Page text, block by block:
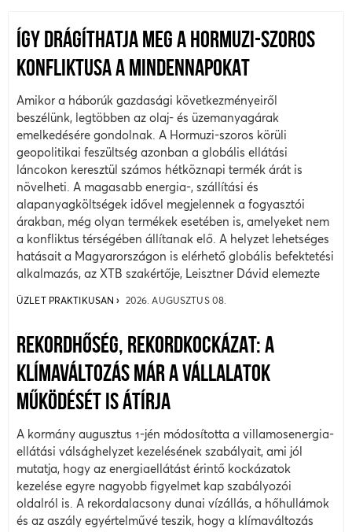
ÍGY DRÁGÍTHATJA MEG A HORMUZI-SZOROS
KONFLIKTUSA A MINDENNAPOKAT
Amikor a háborúk gazdasági következményeiről
beszélünk, legtöbben az olaj- és üzemanyagárak
emelkedésére gondolnak. A Hormuzi-szoros körüli
geopolitikai feszültség azonban a globális ellátási
láncokon keresztül számos hétköznapi termék árát is
növelheti. A magasabb energia-, szállítási és
alapanyagköltségek idővel megjelennek a fogyasztói
árakban, még olyan termékek esetében is, amelyeket nem
a konfliktus térségében állítanak elő. A helyzet lehetséges
hatásait a Magyarországon is elérhető globális befektetési
alkalmazás, az XTB szakértője, Leisztner Dávid elemezte
ÜZLET PRAKTIKUSAN 2026. AUGUSZTUS 08.
REKORDHŐSÉG, REKORDKOCKÁZAT: A
KLÍMAVÁLTOZÁS MÁR A VÁLLALATOK
MŰKÖDÉSÉT IS ÁTÍRJA
A kormány augusztus 1-jén módosította a villamosenergia-
ellátási válsághelyzet kezelésének szabályait, ami jól
mutatja, hogy az energiaellátást érintő kockázatok
kezelése egyre nagyobb figyelmet kap szabályozói
oldalról is. A rekordalacsony dunai vízállás, a hőhullámok
és az aszály egyértelművé teszik, hogy a klímaváltozás